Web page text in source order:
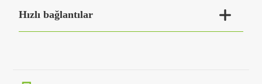
Hızlı bağlantılar 